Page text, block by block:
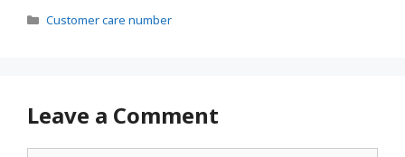
Categories
Customer care number
Leave a Comment